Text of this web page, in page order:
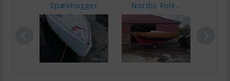
Spækhugger Nordic Folk..